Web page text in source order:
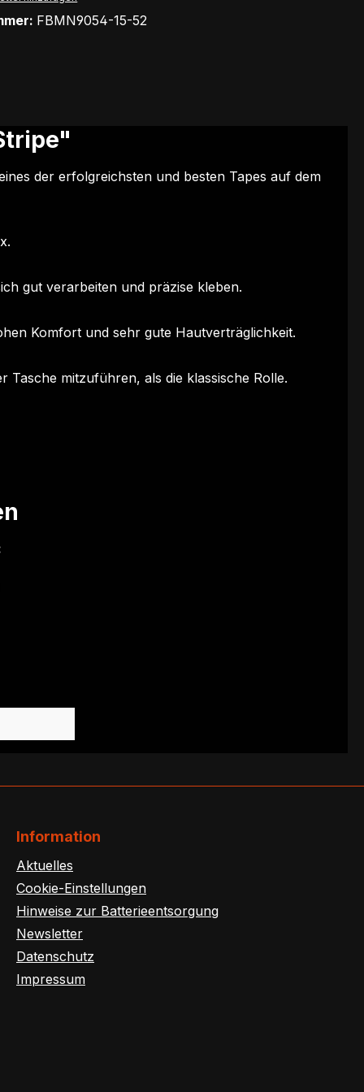
FBMN9054-15-52
der erfolgreichsten und besten Tapes auf dem
gut verarbeiten und präzise kleben.
Komfort und sehr gute Hautverträglichkeit.
mitzuführen, als die klassische Rolle.
Information
Aktuelles
Cookie-Einstellungen
Hinweise zur Batterieentsorgung
Newsletter
Datenschutz
Impressum